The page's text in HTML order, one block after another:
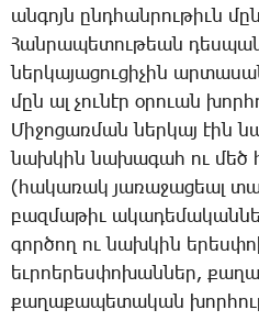
ան­գոյն ընդ­հան­րու­թիւն
­Հան­րա­պե­տու­թեան
ներ­կա­յա­ցու­ցի­չին
մըն ալ չու­նէր օ­րո­ւան
­Մի­ջո­ցառ­ման ներ­կայ էին
նախ­կին նա­խա­գահ ու մեծ
(հա­կա­ռակ յա­ռա­ջա­ցեալ
բազ­մա­թիւ
գոր­ծող ու նախ­կին
եւ­րոե­րես­փո­խան­ներ,
քա­ղա­քա­պե­տա­կան